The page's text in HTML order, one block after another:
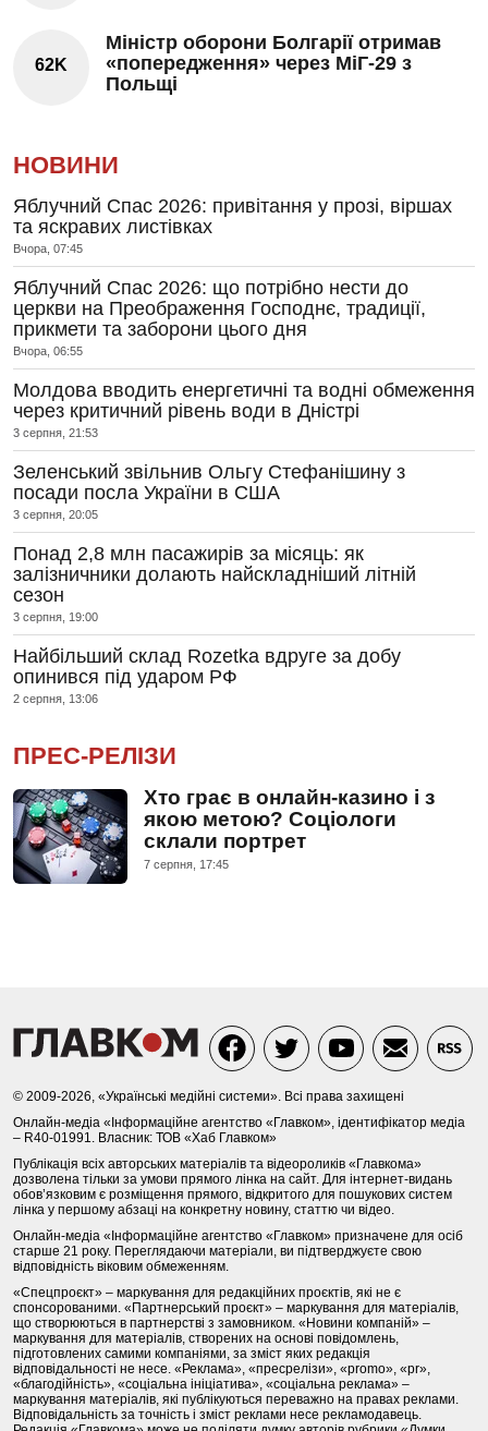
62K
Міністр оборони Болгарії отримав
«попередження» через МіГ-29 з
Польщі
НОВИНИ
Яблучний Спас 2026: привітання у прозі, віршах
та яскравих листівках
Вчора, 07:45
Яблучний Спас 2026: що потрібно нести до
церкви на Преображення Господнє, традиції,
прикмети та заборони цього дня
Вчора, 06:55
Молдова вводить енергетичні та водні обмеження
через критичний рівень води в Дністрі
3 серпня, 21:53
Зеленський звільнив Ольгу Стефанішину з
посади посла України в США
3 серпня, 20:05
Понад 2,8 млн пасажирів за місяць: як
залізничники долають найскладніший літній
сезон
3 серпня, 19:00
Найбільший склад Rozetka вдруге за добу
опинився під ударом РФ
2 серпня, 13:06
ПРЕС-РЕЛІЗИ
Хто грає в онлайн-казино і з
якою метою? Соціологи
склали портрет
7 серпня, 17:45
© 2009-2026, «Українські медійні системи». Всі права захищені
Онлайн-медіа «Інформаційне агентство «Главком», ідентифікатор медіа
– R40-01991. Власник: ТОВ «Хаб Главком»
Публікація всіх авторських матеріалів та відеороликів «Главкома»
дозволена тільки за умови прямого лінка на сайт. Для інтернет-видань
обов’язковим є розміщення прямого, відкритого для пошукових систем
лінка у першому абзаці на конкретну новину, статтю чи відео.
Онлайн-медіа «Інформаційне агентство «Главком» призначене для осіб
старше 21 року. Переглядаючи матеріали, ви підтверджуєте свою
відповідність віковим обмеженням.
«Спецпроєкт» – маркування для редакційних проєктів, які не є
спонсорованими. «Партнерський проєкт» – маркування для матеріалів,
що створюються в партнерстві з замовником. «Новини компаній» –
маркування для матеріалів, створених на основі повідомлень,
підготовлених самими компаніями, за зміст яких редакція
відповідальності не несе. «Реклама», «пресрелізи», «promo», «pr»,
«благодійність», «соціальна ініціатива», «соціальна реклама» –
маркування матеріалів, які публікуються переважно на правах реклами.
Відповідальність за точність і зміст реклами несе рекламодавець.